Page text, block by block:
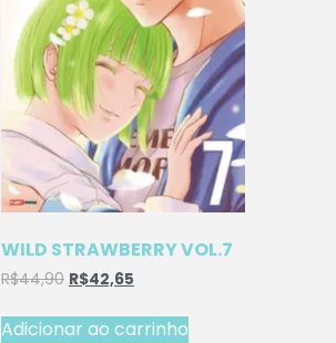
WILD STRAWBERRY VOL.7
R$44,90 R$42,65
Adicionar ao carrinho